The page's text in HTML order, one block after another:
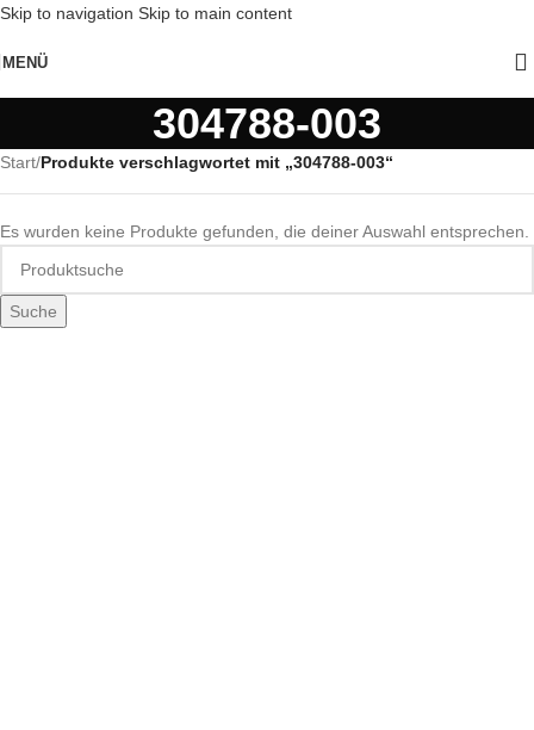
Skip to navigation Skip to main content
MENÜ
304788-003
Start/Produkte verschlagwortet mit „304788-003“
Es wurden keine Produkte gefunden, die deiner Auswahl entsprechen.
Suche